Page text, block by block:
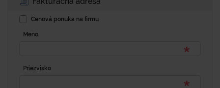
Cenová ponuka na firmu
Meno
Priezvisko